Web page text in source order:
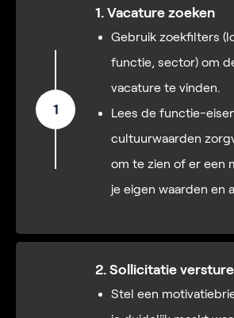
1
1. Vacature zoeken
Gebruik zoekfilters
functie, sector) om
vacature te vinden.
Lees de functie-
cultuurwaarden
om te zien of er een
je eigen waarden en
2. Sollicitatie
Stel een